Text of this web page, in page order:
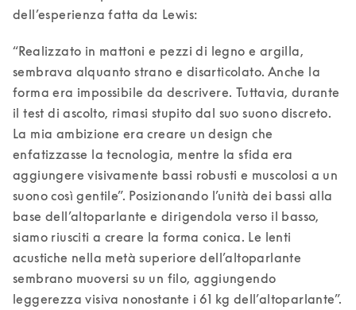
dell’esperienza fatta da Lewis:
“Realizzato in mattoni e pezzi di legno e argilla,
sembrava alquanto strano e disarticolato. Anche la
forma era impossibile da descrivere. Tuttavia, durante
il test di ascolto, rimasi stupito dal suo suono discreto.
La mia ambizione era creare un design che
enfatizzasse la tecnologia, mentre la sfida era
aggiungere visivamente bassi robusti e muscolosi a un
suono così gentile”. Posizionando l’unità dei bassi alla
base dell’altoparlante e dirigendola verso il basso,
siamo riusciti a creare la forma conica. Le lenti
acustiche nella metà superiore dell’altoparlante
sembrano muoversi su un filo, aggiungendo